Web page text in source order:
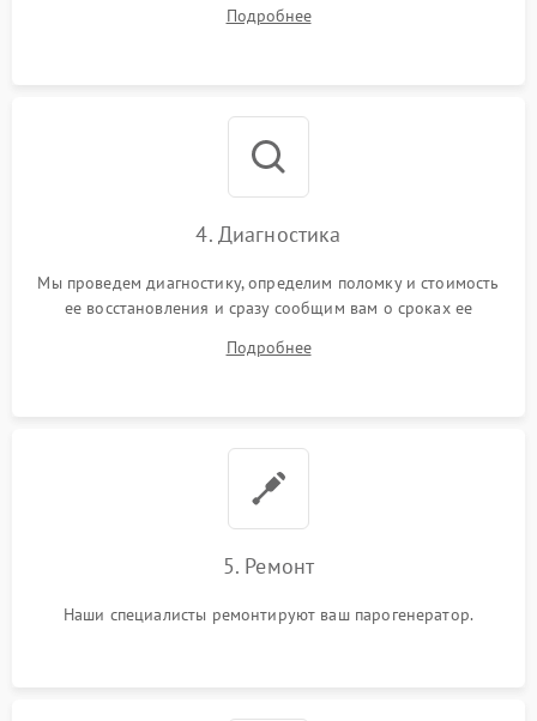
Подробнее
4. Диагностика
Мы проведем диагностику, определим поломку и стоимость
ее восстановления и сразу сообщим вам о сроках ее
Подробнее
5. Ремонт
Наши специалисты ремонтируют ваш парогенератор.